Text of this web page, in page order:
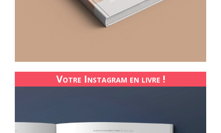
Votre Instagram en livre !